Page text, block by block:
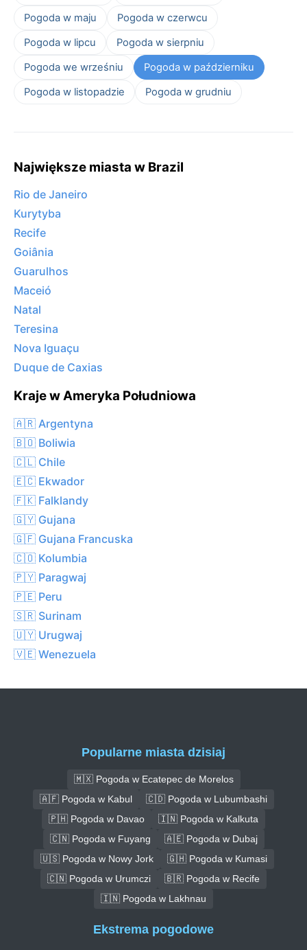
Pogoda w maju
Pogoda w czerwcu
Pogoda w lipcu
Pogoda w sierpniu
Pogoda we wrześniu
Pogoda w październiku
Pogoda w listopadzie
Pogoda w grudniu
Największe miasta w Brazil
Rio de Janeiro
Kurytyba
Recife
Goiânia
Guarulhos
Maceió
Natal
Teresina
Nova Iguaçu
Duque de Caxias
Kraje w Ameryka Południowa
🇦🇷 Argentyna
🇧🇴 Boliwia
🇨🇱 Chile
🇪🇨 Ekwador
🇫🇰 Falklandy
🇬🇾 Gujana
🇬🇫 Gujana Francuska
🇨🇴 Kolumbia
🇵🇾 Paragwaj
🇵🇪 Peru
🇸🇷 Surinam
🇺🇾 Urugwaj
🇻🇪 Wenezuela
Popularne miasta dzisiaj
🇲🇽 Pogoda w Ecatepec de Morelos
🇦🇫 Pogoda w Kabul
🇨🇩 Pogoda w Lubumbashi
🇵🇭 Pogoda w Davao
🇮🇳 Pogoda w Kalkuta
🇨🇳 Pogoda w Fuyang
🇦🇪 Pogoda w Dubaj
🇺🇸 Pogoda w Nowy Jork
🇬🇭 Pogoda w Kumasi
🇨🇳 Pogoda w Urumczi
🇧🇷 Pogoda w Recife
🇮🇳 Pogoda w Lakhnau
Ekstrema pogodowe